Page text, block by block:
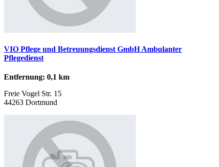
VIO Pflege und Betreuungsdienst GmbH Ambulanter
Pflegedienst
Entfernung: 0,1 km
Freie Vogel Str. 15
44263 Dortmund